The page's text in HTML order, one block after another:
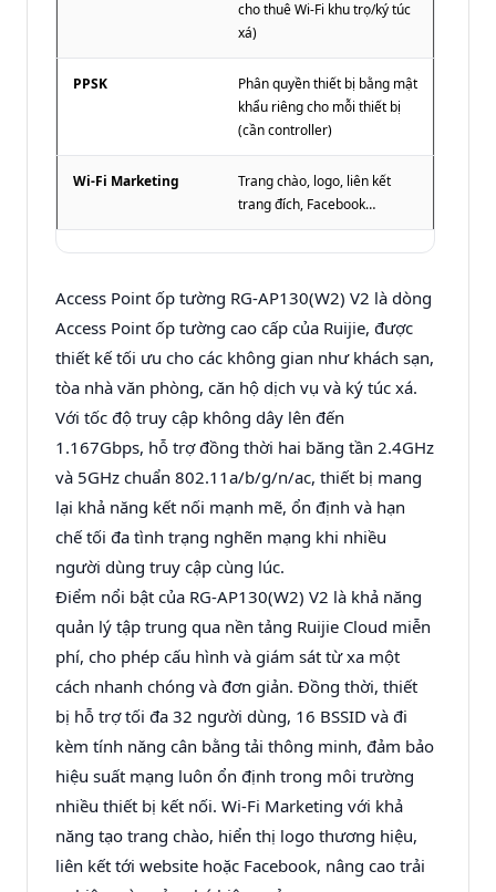
cho thuê Wi-Fi khu trọ/ký túc
xá)
PPSK
Phân quyền thiết bị bằng mật
khẩu riêng cho mỗi thiết bị
(cần controller)
Wi-Fi Marketing
Trang chào, logo, liên kết
trang đích, Facebook…
Access Point ốp tường RG-AP130(W2) V2 là dòng
Access Point ốp tường cao cấp của Ruijie, được
thiết kế tối ưu cho các không gian như khách sạn,
tòa nhà văn phòng, căn hộ dịch vụ và ký túc xá.
Với tốc độ truy cập không dây lên đến
1.167Gbps, hỗ trợ đồng thời hai băng tần 2.4GHz
và 5GHz chuẩn 802.11a/b/g/n/ac, thiết bị mang
lại khả năng kết nối mạnh mẽ, ổn định và hạn
chế tối đa tình trạng nghẽn mạng khi nhiều
người dùng truy cập cùng lúc.
Điểm nổi bật của RG-AP130(W2) V2 là khả năng
quản lý tập trung qua nền tảng Ruijie Cloud miễn
phí, cho phép cấu hình và giám sát từ xa một
cách nhanh chóng và đơn giản. Đồng thời, thiết
bị hỗ trợ tối đa 32 người dùng, 16 BSSID và đi
kèm tính năng cân bằng tải thông minh, đảm bảo
hiệu suất mạng luôn ổn định trong môi trường
nhiều thiết bị kết nối. Wi-Fi Marketing với khả
năng tạo trang chào, hiển thị logo thương hiệu,
liên kết tới website hoặc Facebook, nâng cao trải